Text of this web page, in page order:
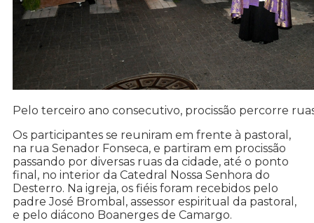
Pelo terceiro ano consecutivo, procissão percorre
Os participantes se reuniram em frente à pastoral,
na rua Senador Fonseca, e partiram em procissão
passando por diversas ruas da cidade, até o ponto
final, no interior da Catedral Nossa Senhora do
Desterro. Na igreja, os fiéis foram recebidos pelo
padre José Brombal, assessor espiritual da pastoral,
e pelo diácono Boanerges de Camargo.